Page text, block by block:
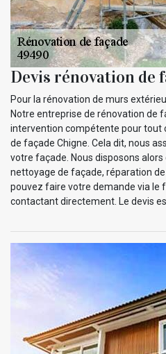
Devis rénovation de
Pour la rénovation de murs
Notre entreprise de rénovation de
intervention compétente pour tout
de façade Chigne. Cela dit, nous
votre façade. Nous disposons
nettoyage de façade, réparation
pouvez faire votre demande via le
contactant directement. Le devis